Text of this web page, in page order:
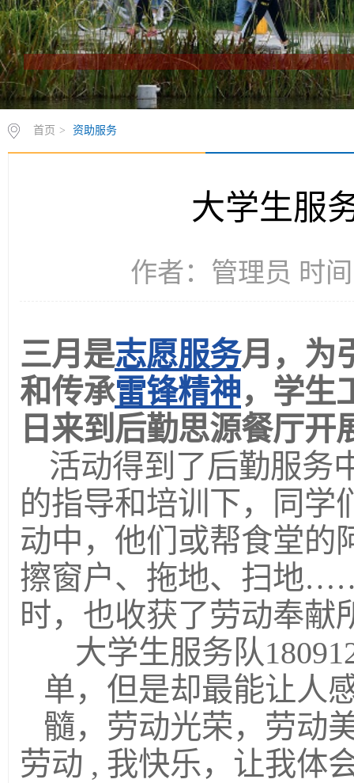
首页 > 资助服务
大学生服
作者：管理员 时
三月是志愿服务月，为
和传承雷锋精神，学生
日来到后勤思源餐厅
活动得到了后勤服务
的指导和培训下，同学
动中，他们或帮食堂的
擦窗户、拖地、扫地
时，也收获了劳动奉献
大学生服务队
单，但是却最能让人
髓，劳动光荣，劳动
劳动 , 我快乐，让我体